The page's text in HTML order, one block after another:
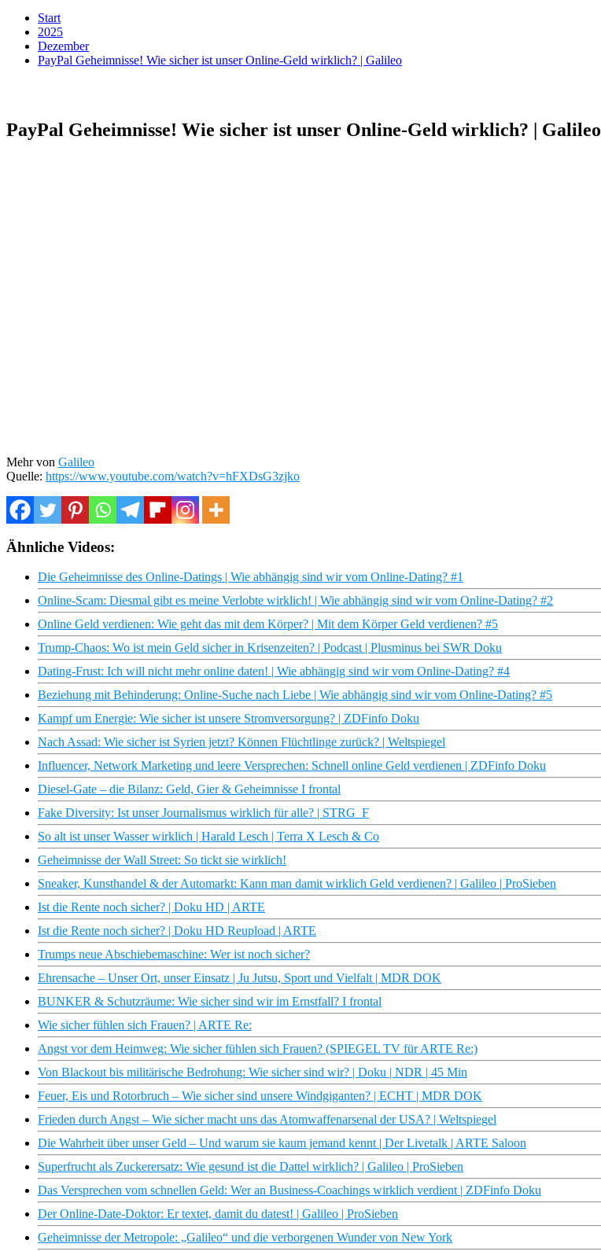
Start
2025
Dezember
PayPal Geheimnisse! Wie sicher ist unser Online-Geld wirklich? | Galileo
PayPal Geheimnisse! Wie sicher ist unser Online-Geld wirklich? | Galileo
Mehr von Galileo
Quelle: https://www.youtube.com/watch?v=hFXDsG3zjko
Ähnliche Videos:
Die Geheimnisse des Online-Datings | Wie abhängig sind wir vom Online-Dating? #1
Online-Scam: Diesmal gibt es meine Verlobte wirklich! | Wie abhängig sind wir vom Online-Dating? #2
Online Geld verdienen: Wie geht das mit dem Körper? | Mit dem Körper Geld verdienen? #5
Trump-Chaos: Wo ist mein Geld sicher in Krisenzeiten? | Podcast | Plusminus bei SWR Doku
Dating-Frust: Ich will nicht mehr online daten! | Wie abhängig sind wir vom Online-Dating? #4
Beziehung mit Behinderung: Online-Suche nach Liebe | Wie abhängig sind wir vom Online-Dating? #5
Kampf um Energie: Wie sicher ist unsere Stromversorgung? | ZDFinfo Doku
Nach Assad: Wie sicher ist Syrien jetzt? Können Flüchtlinge zurück? | Weltspiegel
Influencer, Network Marketing und leere Versprechen: Schnell online Geld verdienen | ZDFinfo Doku
Diesel-Gate – die Bilanz: Geld, Gier & Geheimnisse I frontal
Fake Diversity: Ist unser Journalismus wirklich für alle? | STRG_F
So alt ist unser Wasser wirklich | Harald Lesch | Terra X Lesch & Co
Geheimnisse der Wall Street: So tickt sie wirklich!
Sneaker, Kunsthandel & der Automarkt: Kann man damit wirklich Geld verdienen? | Galileo | ProSieben
Ist die Rente noch sicher? | Doku HD | ARTE
Ist die Rente noch sicher? | Doku HD Reupload | ARTE
Trumps neue Abschiebemaschine: Wer ist noch sicher?
Ehrensache – Unser Ort, unser Einsatz | Ju Jutsu, Sport und Vielfalt | MDR DOK
BUNKER & Schutzräume: Wie sicher sind wir im Ernstfall? I frontal
Wie sicher fühlen sich Frauen? | ARTE Re:
Angst vor dem Heimweg: Wie sicher fühlen sich Frauen? (SPIEGEL TV für ARTE Re:)
Von Blackout bis militärische Bedrohung: Wie sicher sind wir? | Doku | NDR | 45 Min
Feuer, Eis und Rotorbruch – Wie sicher sind unsere Windgiganten? | ECHT | MDR DOK
Frieden durch Angst – Wie sicher macht uns das Atomwaffenarsenal der USA? | Weltspiegel
Die Wahrheit über unser Geld – Und warum sie kaum jemand kennt | Der Livetalk | ARTE Saloon
Superfrucht als Zuckerersatz: Wie gesund ist die Dattel wirklich? | Galileo | ProSieben
Das Versprechen vom schnellen Geld: Wer an Business-Coachings wirklich verdient | ZDFinfo Doku
Der Online-Date-Doktor: Er textet, damit du datest! | Galileo | ProSieben
Geheimnisse der Metropole: „Galileo“ und die verborgenen Wunder von New York